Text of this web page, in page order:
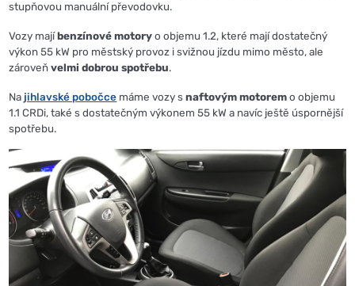
stupňovou manuální převodovku.
Vozy majíbenzínové motoryo objemu 1.2, které mají dostatečný
výkon 55 kW pro městský provoz i svižnou jízdu mimo město, ale
zároveňvelmi dobrou spotřebu.
Na jihlavské pobočce máme vozy snaftovým motoremo objemu
1.1 CRDi, také s dostatečným výkonem 55 kW a navíc ještě úspornější
spotřebu.